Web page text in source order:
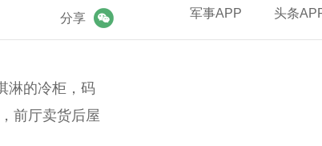
军事APP 头条
分享
淋的冷柜，码
前厅卖货后屋